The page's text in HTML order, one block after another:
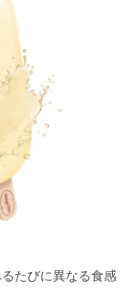
たびに異なる食感